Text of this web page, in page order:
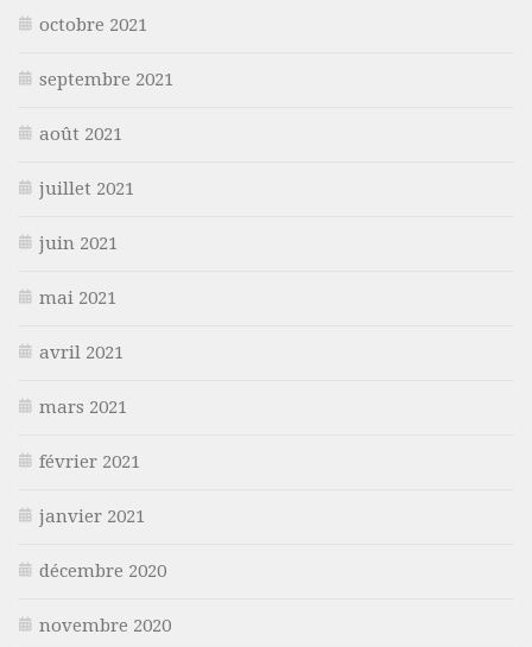
octobre 2021
septembre 2021
août 2021
juillet 2021
juin 2021
mai 2021
avril 2021
mars 2021
février 2021
janvier 2021
décembre 2020
novembre 2020